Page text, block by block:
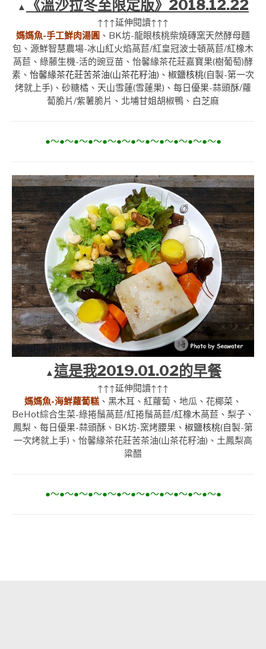
▲ 《溫沙拉冬至限定版》2018.12.22
↑↑↑延伸閱讀↑↑↑
媽媽魚-手工鮮肉湯圓 、BK坊-龍眼核桃柴燒磚窯天然酵母麵
包、源鮮智慧農場-冰山紅火焰萵苣/紅皇冠波士頓萵苣/紅橡木
萵苣、綠藤生機-活的豌豆苗、怡馨緣茶花莊嘉寶果(樹葡萄)酵
素、 怡馨緣茶花莊苦茶油(山茶花籽油) 、 椒鹽核桃(自製-第一次
烤就上手)、砂糖橘、天山雪蓮(雪蓮果)、每日優果-蒜頭酥/蘿
蔔脆片/紫薯脆片、北埔甘姐胡椒鴨、白芝麻
●～●～●～●～●～●～●～●～●～●～●～●～●
▲這是我2019.01.02的早餐
↑↑↑延伸閱讀↑↑↑
媽媽魚-海鮮蘿蔔糕 、黑木耳、紅蘿蔔、地瓜、花椰菜、
BeHot綜合生菜-綠捲鬚萵苣/紅捲鬚萵苣/紅橡木萵苣、梨子、
鳳梨、每日優果-蒜頭酥、BK坊-窯烤腰果、 椒鹽核桃(自製-第
一次烤就上手)、怡馨緣茶花莊苦茶油(山茶花籽油)、土鳳梨高
粱醋
●～●～●～●～●～●～●～●～●～●～●～●～●